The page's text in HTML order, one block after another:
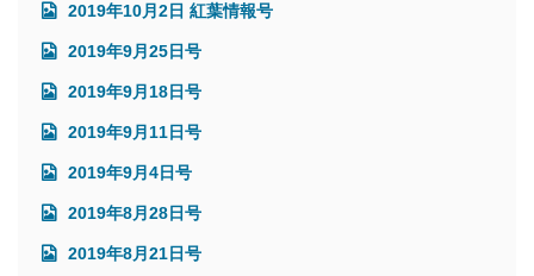
2019年10月2日 紅葉情報号
2019年9月25日号
2019年9月18日号
2019年9月11日号
2019年9月4日号
2019年8月28日号
2019年8月21日号